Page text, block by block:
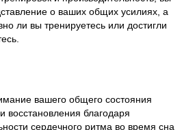
о ваших общих усилиях, а
ли вы тренируетесь или достигли
вашего общего состояния
восстановления благодаря
сердечного ритма во время сна